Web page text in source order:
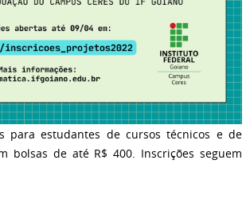
para estudantes de cursos técnicos e de
bolsas de até R$ 400. Inscrições seguem